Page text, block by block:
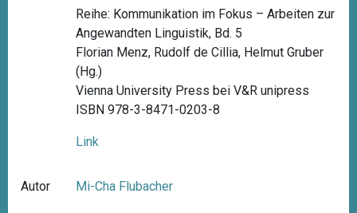
Reihe: Kommunikation im Fokus – Arbeiten zur
Angewandten Linguistik, Bd. 5
Florian Menz, Rudolf de Cillia, Helmut Gruber
(Hg.)
Vienna University Press bei V&R unipress
ISBN 978-3-8471-0203-8
Link
Autor Mi-Cha Flubacher